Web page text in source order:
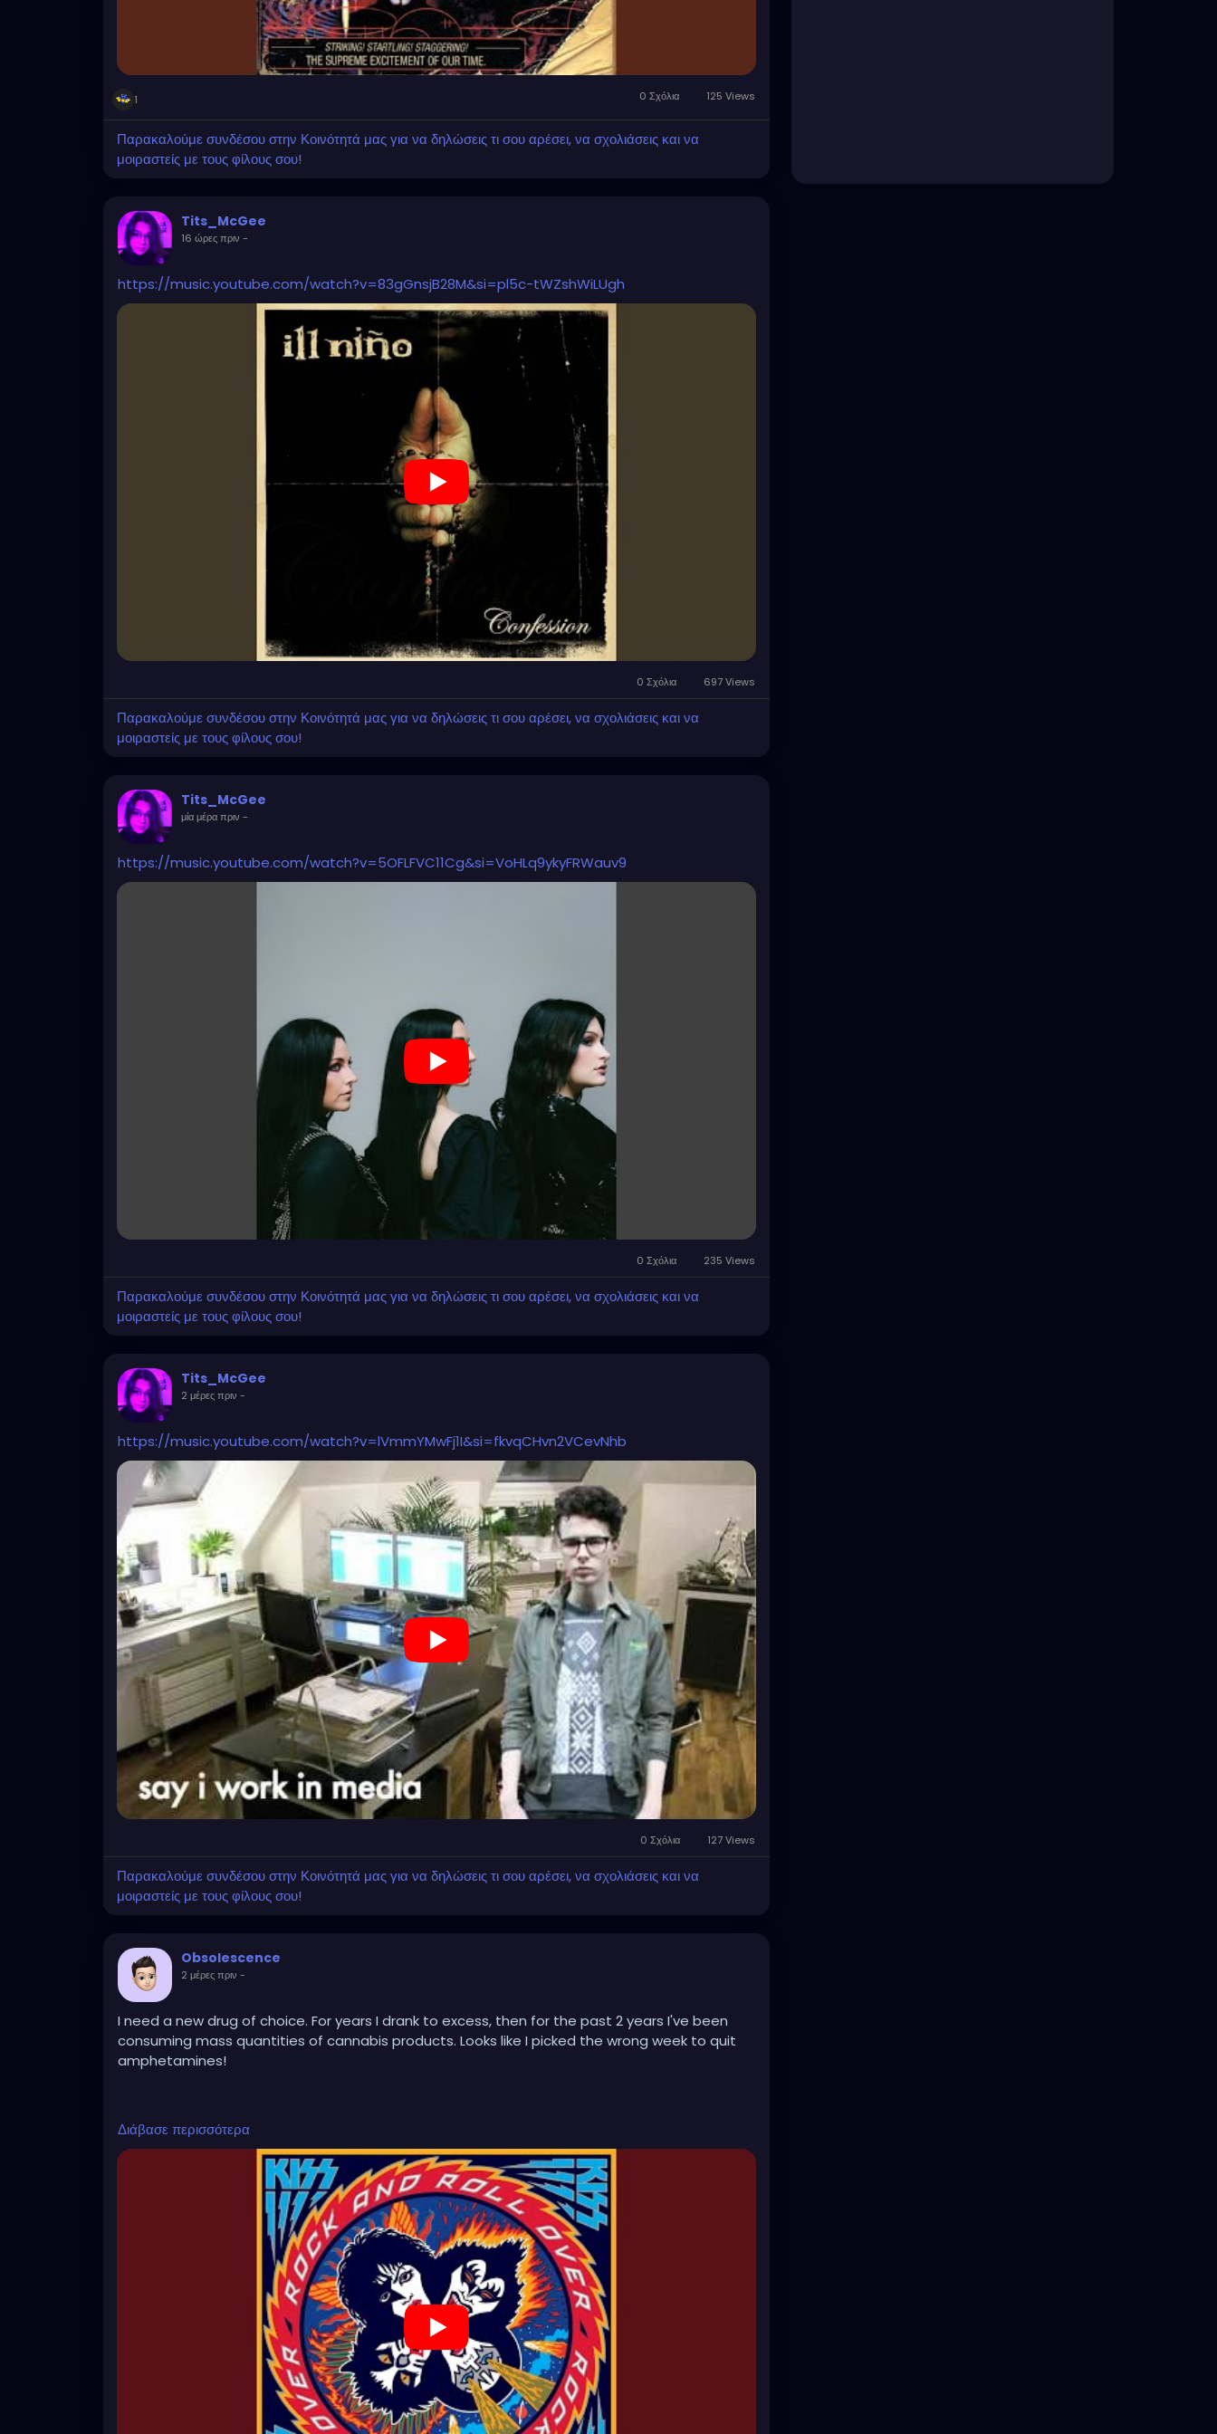
1 0 Σχόλια 125 Views
Παρακαλούμε συνδέσου στην Κοινότητά μας για να δηλώσεις τι σου αρέσει, να σχολιάσεις και να
μοιραστείς με τους φίλους σου!
Tits_McGee
16 ώρες πριν -
https://music.youtube.com/watch?v=83gGnsjB28M&si=pl5c-tWZshWiLUgh
0 Σχόλια 697 Views
Παρακαλούμε συνδέσου στην Κοινότητά μας για να δηλώσεις τι σου αρέσει, να σχολιάσεις και να
μοιραστείς με τους φίλους σου!
Tits_McGee
μία μέρα πριν -
https://music.youtube.com/watch?v=5OFLFVC11Cg&si=VoHLq9ykyFRWauv9
0 Σχόλια 235 Views
Παρακαλούμε συνδέσου στην Κοινότητά μας για να δηλώσεις τι σου αρέσει, να σχολιάσεις και να
μοιραστείς με τους φίλους σου!
Tits_McGee
2 μέρες πριν -
https://music.youtube.com/watch?v=lVmmYMwFj1I&si=fkvqCHvn2VCevNhb
0 Σχόλια 127 Views
Παρακαλούμε συνδέσου στην Κοινότητά μας για να δηλώσεις τι σου αρέσει, να σχολιάσεις και να
μοιραστείς με τους φίλους σου!
Obsolescence
2 μέρες πριν -
I need a new drug of choice. For years I drank to excess, then for the past 2 years I've been
consuming mass quantities of cannabis products. Looks like I picked the wrong week to quit
amphetamines!
https://www.youtube.com/watch?v=1pWkSqRyHaQ
Διάβασε περισσότερα